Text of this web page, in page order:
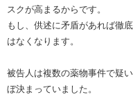
スクが高まるからです。
もし、供述に矛盾があれば徹
はなくなります。
被告人は複数の薬物事件で疑
ぼ決まっていました。